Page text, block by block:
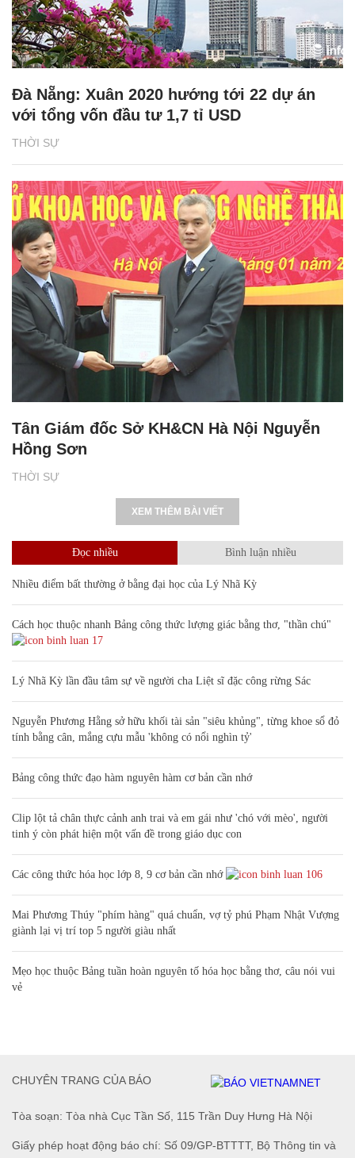
THỜI SỰ
Đà Nẵng: Xuân 2020 hướng tới 22 dự án
với tổng vốn đầu tư 1,7 tỉ USD
THỜI SỰ
Tân Giám đốc Sở KH&CN Hà Nội Nguyễn
Hồng Sơn
XEM THÊM BÀI VIẾT
Đọc nhiều Bình luận nhiều
Nhiều điểm bất thường ở bằng đại học của Lý Nhã Kỳ
Cách học thuộc nhanh Bảng công thức lượng giác bằng thơ, "thần chú"
17
Lý Nhã Kỳ lần đầu tâm sự về người cha Liệt sĩ đặc công rừng Sác
Nguyễn Phương Hằng sở hữu khối tài sản "siêu khủng", từng khoe sổ đỏ
tính bằng cân, mắng cựu mẫu 'không có nổi nghìn tỷ'
Bảng công thức đạo hàm nguyên hàm cơ bản cần nhớ
Clip lột tả chân thực cảnh anh trai và em gái như 'chó với mèo', người
tinh ý còn phát hiện một vấn đề trong giáo dục con
Các công thức hóa học lớp 8, 9 cơ bản cần nhớ 106
Mai Phương Thúy "phím hàng" quá chuẩn, vợ tỷ phú Phạm Nhật Vượng
giành lại vị trí top 5 người giàu nhất
Mẹo học thuộc Bảng tuần hoàn nguyên tố hóa học bằng thơ, câu nói vui
vẻ
Tòa soạn: Tòa nhà Cục Tần Số, 115 Trần Duy Hưng Hà Nội
Giấy phép hoạt động báo chí: Số 09/GP-BTTTT, Bộ Thông tin và
CHUYÊN TRANG CỦA BÁO